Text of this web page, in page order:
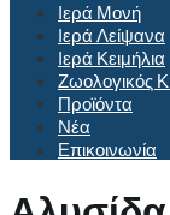
Ιερά Μονή
Ιερά Λείψανα
Ιερά Κειμήλια
Ζωολογικός
Προϊόντα
Νέα
Επικοινωνία